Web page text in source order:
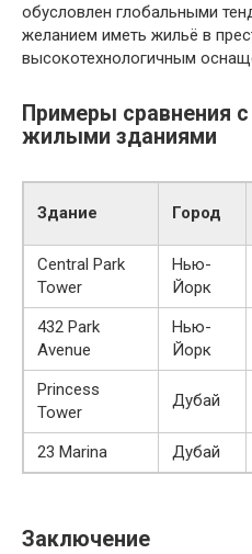
обусловлен глобальными
желанием иметь жильё в
высокотехнологичным
Примеры сравнения
жилыми зданиями
Здание Город
Central Park
Tower
Нью-
Йорк
432 Park
Avenue
Нью-
Йорк
Princess
Tower
Дубай
23 Marina Дубай
Заключение